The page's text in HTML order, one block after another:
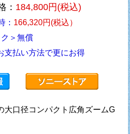
： 184,800円(税込)
： 166,320円(税込）
＞無償
支払い方法で更にお得
大口径コンパクト広角ズームG